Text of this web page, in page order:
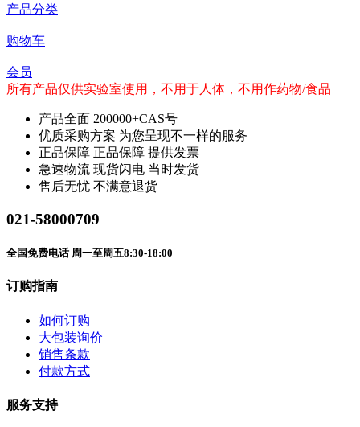
产品分类
购物车
会员
所有产品仅供实验室使用，不用于人体，不用作药物/食品
产品全面 200000+CAS号
优质采购方案 为您呈现不一样的服务
正品保障 正品保障 提供发票
急速物流 现货闪电 当时发货
售后无忧 不满意退货
021-58000709
全国免费电话 周一至周五8:30-18:00
订购指南
如何订购
大包装询价
销售条款
付款方式
服务支持